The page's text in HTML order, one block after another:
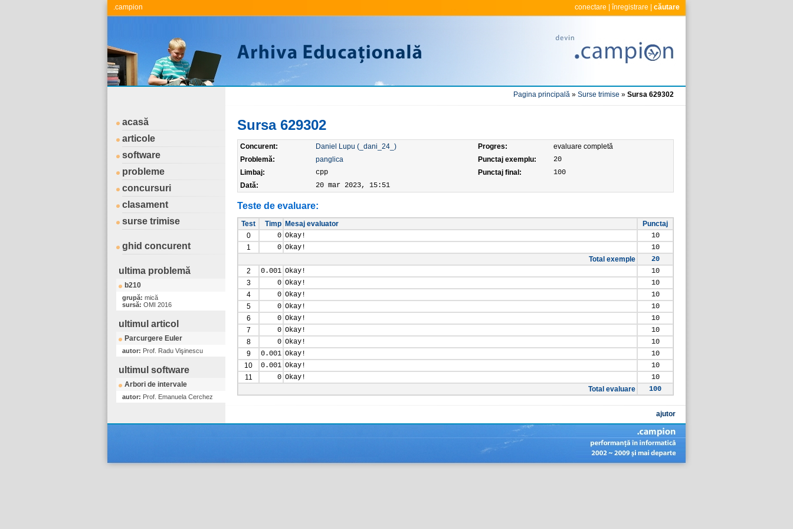
.campion conectare înregistrare căutare
Pagina principală » Surse trimise » Sursa 629302
acasă
articole
software
probleme
concursuri
clasament
surse trimise
ghid concurent
ultima problemă
b210
grupă: mică
sursă: OMI 2016
ultimul articol
Parcurgere Euler
autor: Prof. Radu Vişinescu
ultimul software
Arbori de intervale
autor: Prof. Emanuela Cerchez
Sursa 629302
Concurent: Daniel Lupu (_dani_24_) Progres:
evaluare completă
Problemă:
panglica Punctaj exemplu:
20
Limbaj:
cpp Punctaj final:
100
Dată:
20 mar 2023, 15:51
Teste de evaluare:
Test Timp Mesaj evaluator
Punctaj
0
0 Okay!
10
1
0 Okay!
10
Total exemple
20
2
0.001 Okay!
10
3
0 Okay!
10
4
0 Okay!
10
5
0 Okay!
10
6
0 Okay!
10
7
0 Okay!
10
8
0 Okay!
10
9
0.001 Okay!
10
10
0.001 Okay!
10
11
0 Okay!
10
Total evaluare
100
ajutor